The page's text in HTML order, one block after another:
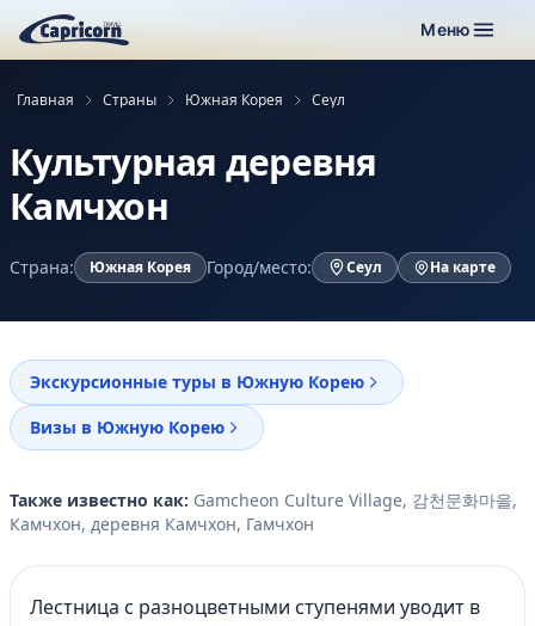
Меню
Главная Страны Южная Корея Сеул
Культурная деревня
Камчхон
Страна: Южная Корея Город/место: Сеул На карте
Экскурсионные туры в Южную Корею
Визы в Южную Корею
Также известно как: Gamcheon Culture Village, 감천문화마을,
Камчхон, деревня Камчхон, Гамчхон
Лестница с разноцветными ступенями уводит в